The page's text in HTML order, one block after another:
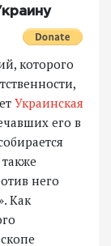
которого
Украинская
его в
него
Как